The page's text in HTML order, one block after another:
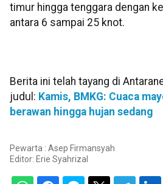
timur hingga tenggara dengan
antara 6 sampai 25 knot.
Berita ini telah tayang di
judul: Kamis, BMKG: Cuaca
berawan hingga hujan sedang
Pewarta : Asep Firmansyah
Editor: Erie Syahrizal